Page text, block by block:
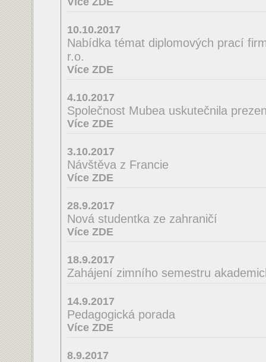
10.10.2017
Nabídka témat diplomových prací
r.o.
Více ZDE
4.10.2017
Společnost Mubea uskutečnila
Více ZDE
3.10.2017
Návštěva z Francie
Více ZDE
28.9.2017
Nová studentka ze zahraničí
Více ZDE
18.9.2017
Zahájení zimního semestru
14.9.2017
Pedagogická porada
Více ZDE
8.9.2017